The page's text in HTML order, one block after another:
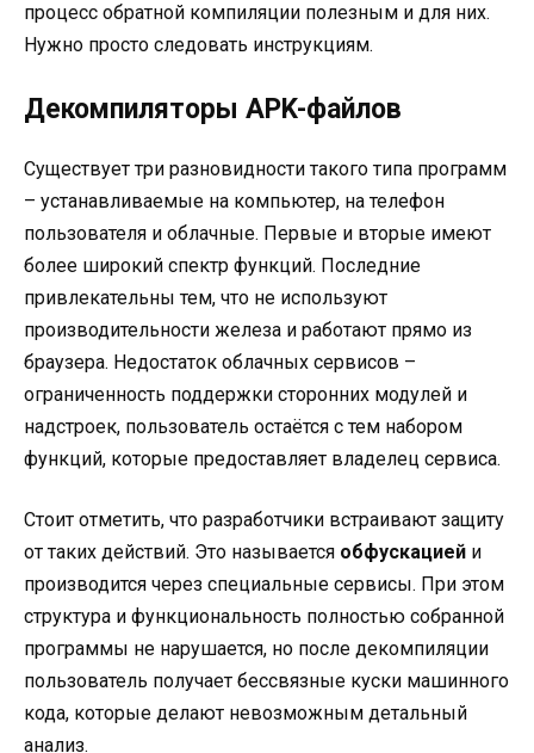
процесс обратной компиляции полезным и для них.
Нужно просто следовать инструкциям.
Декомпиляторы APK-файлов
Существует три разновидности такого типа программ
– устанавливаемые на компьютер, на телефон
пользователя и облачные. Первые и вторые имеют
более широкий спектр функций. Последние
привлекательны тем, что не используют
производительности железа и работают прямо из
браузера. Недостаток облачных сервисов –
ограниченность поддержки сторонних модулей и
надстроек, пользователь остаётся с тем набором
функций, которые предоставляет владелец сервиса.
Стоит отметить, что разработчики встраивают защиту
от таких действий. Это называется обфускацией и
производится через специальные сервисы. При этом
структура и функциональность полностью собранной
программы не нарушается, но после декомпиляции
пользователь получает бессвязные куски машинного
кода, которые делают невозможным детальный
анализ.